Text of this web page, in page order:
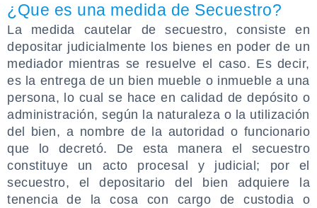
¿Que es una medida de Secuestro?
La medida cautelar de secuestro, consiste en
depositar judicialmente los bienes en poder de un
mediador mientras se resuelve el caso. Es decir,
es la entrega de un bien mueble o inmueble a una
persona, lo cual se hace en calidad de depósito o
administración, según la naturaleza o la utilización
del bien, a nombre de la autoridad o funcionario
que lo decretó. De esta manera el secuestro
constituye un acto procesal y judicial; por el
secuestro, el depositario del bien adquiere la
tenencia de la cosa con cargo de custodia o